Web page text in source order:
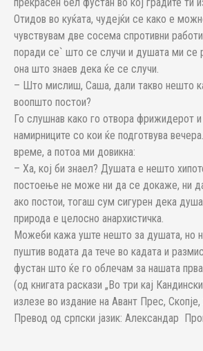
Отидов во куќата, чудејќи се како е
чувствувам две сосема спротивни
поради се` што се случи и душата ми се
она што знаев дека ќе се случи.
– Што мислиш, Саша, дали такво нешто
воопшто постои?
Го слушнав како го отвора фрижидерот и
намирниците со кои ќе подготвува
време, а потоа ми довикна:
– Ха, кој би знаел? Душата е нешто
постоење не може ни да се докаже, ни
ако постои, тогаш сум сигурен дека
природа е целосно анархистичка.
Можеби кажа уште нешто за душата, но
пуштив водата да тече во кадата и
фустан што ќе го облечам за нашата
(од книгата раскази „Во три кај
излезе во издание на Авант Прес,
Превод од српски јазик: Александар